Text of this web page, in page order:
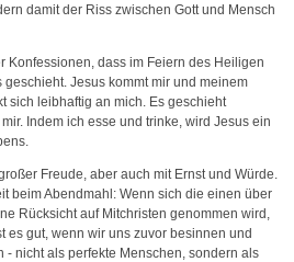
damit der Riss zwischen Gott und Mensch
Konfessionen, dass im Feiern des Heiligen
Jesus kommt mir und meinem
sich leibhaftig an mich. Es geschieht
Indem ich esse und trinke, wird Jesus ein
Freude, aber auch mit Ernst und Würde.
beim Abendmahl: Wenn sich die einen über
Rücksicht auf Mitchristen genommen wird,
es gut, wenn wir uns zuvor besinnen und
- nicht als perfekte Menschen, sondern als